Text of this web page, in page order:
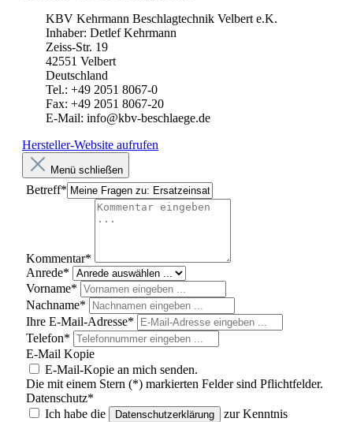
KBV Kehrmann Beschlagtechnik Velbert e.K.
Inhaber: Detlef Kehrmann
Zeiss-Str. 19
42551 Velbert
Deutschland
Tel.: +49 2051 8067-0
Fax: +49 2051 8067-20
E-Mail: info@kbv-beschlaege.de
Hersteller-Website aufrufen
Menü schließen
Betreff*
Kommentar*
Anrede*
Vorname*
Nachname*
Ihre E-Mail-Adresse*
Telefon*
E-Mail Kopie
E-Mail-Kopie an mich senden.
Die mit einem Stern (*) markierten Felder sind Pflichtfelder.
Datenschutz*
Ich habe die
Datenschutzerklärung
zur Kenntnis